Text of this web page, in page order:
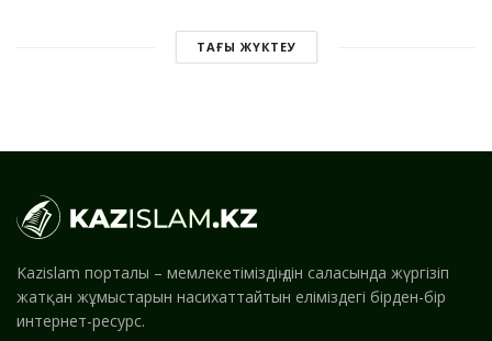
ТАҒЫ ЖҮКТЕУ
Kazislam порталы – мемлекетіміздің дін саласында жүргізіп
жатқан жұмыстарын насихаттайтын еліміздегі бірден-бір
интернет-ресурс.